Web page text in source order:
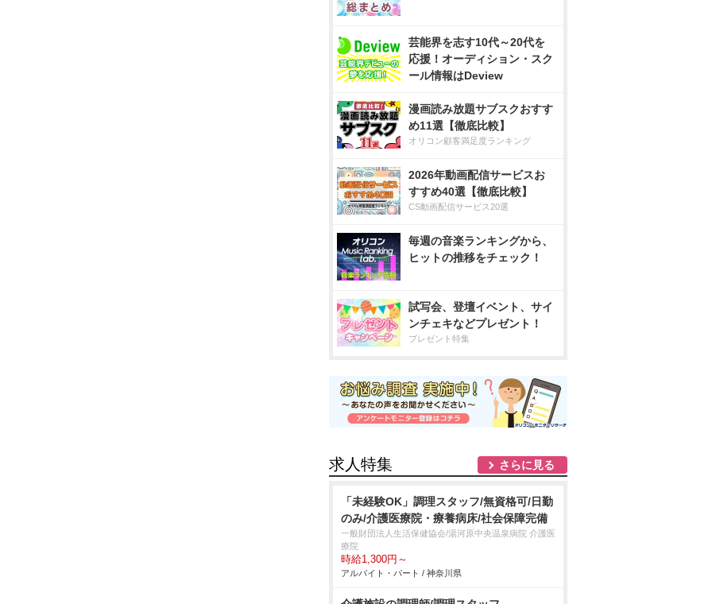
芸能界を志す10代～20代を
応援！オーディション・スク
ール情報はDeview
漫画読み放題サブスクおすす
め11選【徹底比較】
オリコン顧客満足度ランキング
2026年動画配信サービスお
すすめ40選【徹底比較】
CS動画配信サービス20選
毎週の音楽ランキングから、
ヒットの推移をチェック！
試写会、登壇イベント、サイ
ンチェキなどプレゼント！
プレゼント特集
求人特集 さらに見る
「未経験OK」調理スタッフ/無資格可/日勤
のみ/介護医療院・療養病床/社会保障完備
一般財団法人生活保健協会/湯河原中央温泉病院 介護医
療院
時給1,300円～
アルバイト・パート / 神奈川県